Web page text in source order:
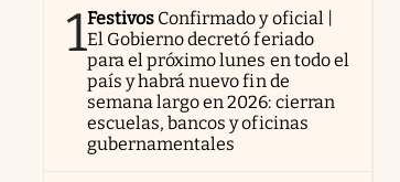
1Festivos Confirmado y oficial |
El Gobierno decretó feriado
para el próximo lunes en todo el
país y habrá nuevo fin de
semana largo en 2026: cierran
escuelas, bancos y oficinas
gubernamentales